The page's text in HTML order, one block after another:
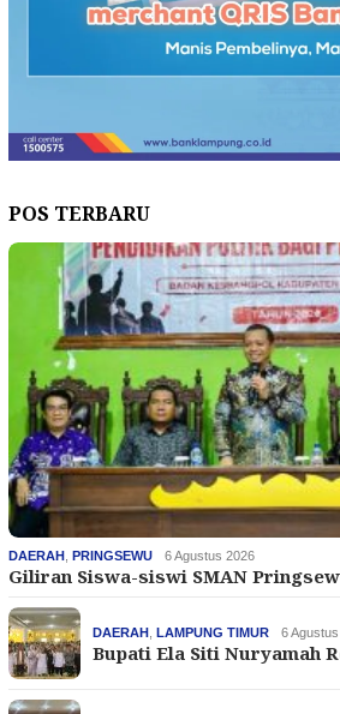
POS TERBARU
DAERAH PRINGSEWU 6 Agustus 2026
Giliran Siswa-siswi SMAN
DAERAH LAMPUNG TIMUR 6
Bupati Ela Siti Nuryamah